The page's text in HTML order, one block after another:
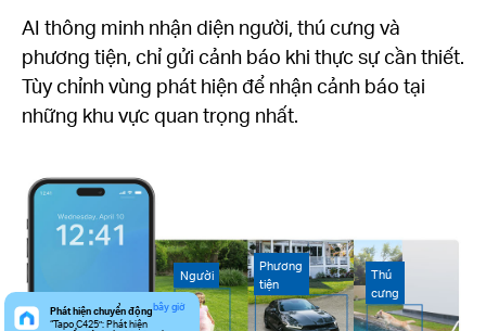
AI thông minh nhận diện người, thú cưng và
phương tiện, chỉ gửi cảnh báo khi thực sự cần thiết.
Tùy chỉnh vùng phát hiện để nhận cảnh báo tại
những khu vực quan trọng nhất.
Phát hiện chuyển động
“Tapo C425”: Phát hiện
bây giờ
Người
Phương
tiện
Thú
cưng